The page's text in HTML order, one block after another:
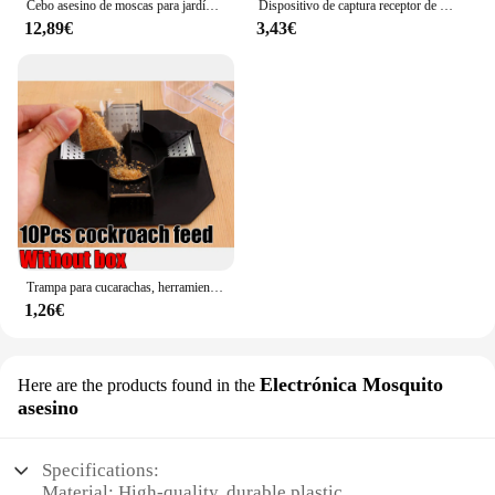
Cebo asesino de moscas para jardín, trampa atrayente, insecticida, antipolvo, para Control de plagas, 100 unidades
12,89€
Dispositivo de captura receptor de 5 uds., pegatinas de trampas súper adhesivas para matar cucarachas
3,43€
Trampa para cucarachas, herramienta para atrapar insectos, caja para cucarachas con alimentación de cucarachas, seguridad física, tamaño de insectos, trampa para matar, cocina interior para el hogar
1,26€
Here are the products found in the Electrónica Mosquito
asesino
Specifications: